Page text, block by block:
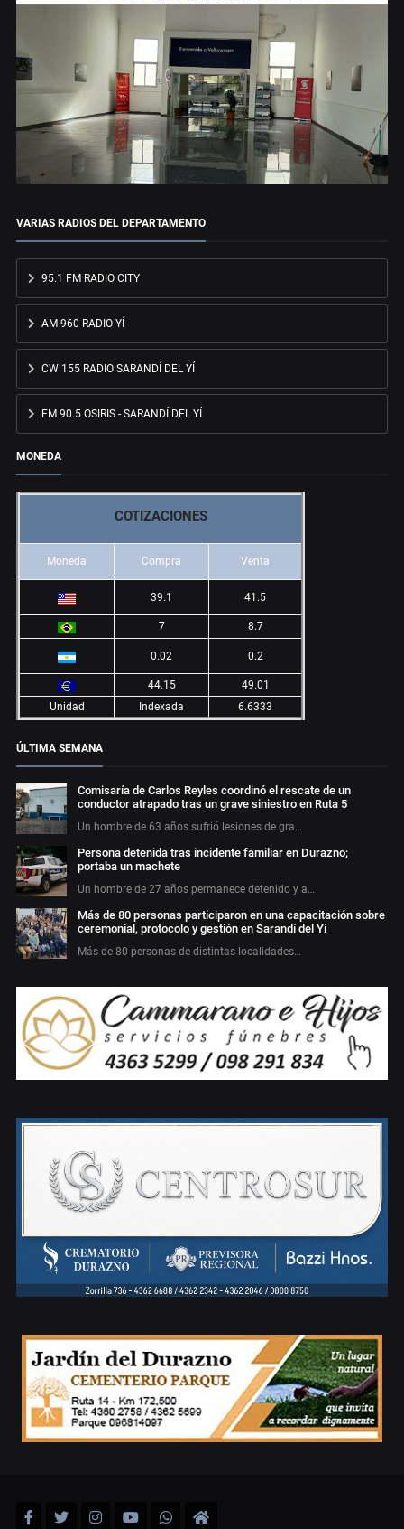
VARIAS RADIOS DEL DEPARTAMENTO
95.1 FM RADIO CITY
AM 960 RADIO YÍ
CW 155 RADIO SARANDÍ DEL YÍ
FM 90.5 OSIRIS - SARANDÍ DEL YÍ
MONEDA
COTIZACIONES
Moneda Compra Venta
39.1 41.5
7 8.7
0.02 0.2
44.15
49.01
Unidad
Indexada 6.6333
ÚLTIMA SEMANA
Comisaría de Carlos Reyles coordinó el rescate de un
conductor atrapado tras un grave siniestro en Ruta 5
Un hombre de 63 años sufrió lesiones de gra…
Persona detenida tras incidente familiar en Durazno;
portaba un machete
Un hombre de 27 años permanece detenido y a…
Más de 80 personas participaron en una capacitación sobre
ceremonial, protocolo y gestión en Sarandí del Yí
Más de 80 personas de distintas localidades…